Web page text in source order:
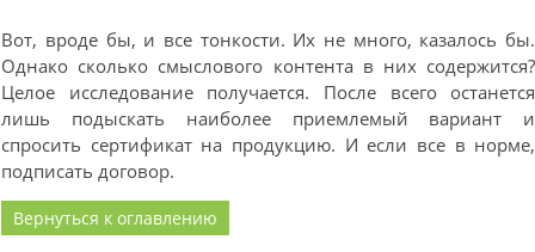
Вот, вроде бы, и все тонкости. Их не много, казалось бы.
Однако сколько смыслового контента в них содержится?
Целое исследование получается. После всего останется
лишь подыскать наиболее приемлемый вариант и
спросить сертификат на продукцию. И если все в норме,
подписать договор.
Вернуться к оглавлению